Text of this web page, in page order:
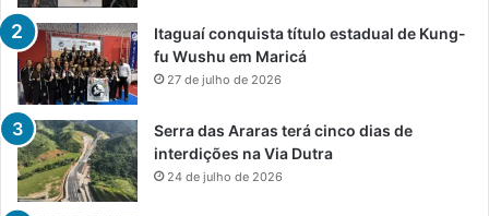
Itaguaí conquista título estadual de Kung-
fu Wushu em Maricá
27 de julho de 2026
Serra das Araras terá cinco dias de
interdições na Via Dutra
24 de julho de 2026